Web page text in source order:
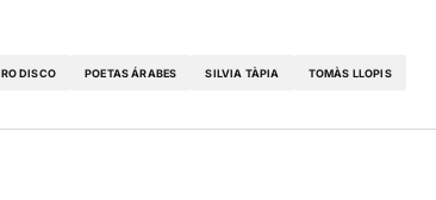
DISCO POETAS ÁRABES SILVIA TÀPIA TOMÀS LLOPIS